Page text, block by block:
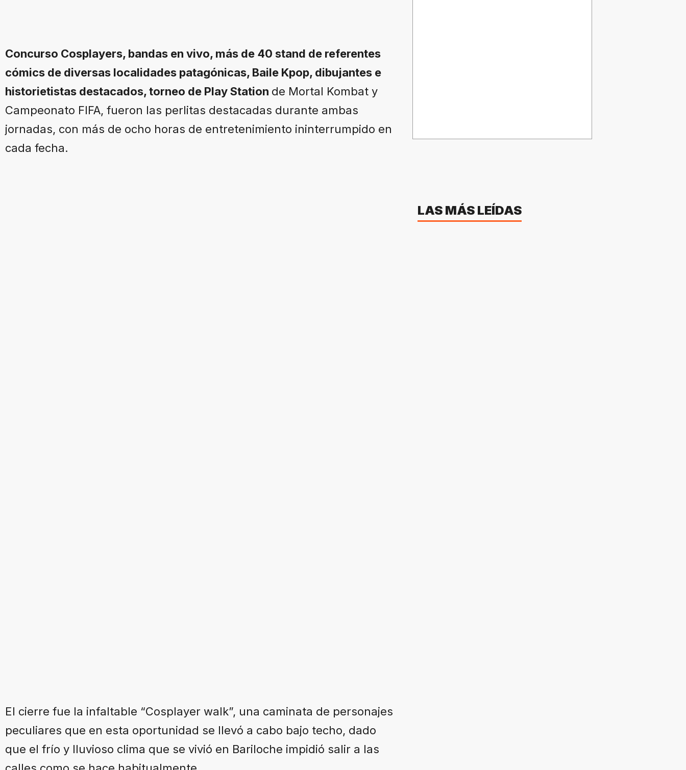
Concurso Cosplayers, bandas en vivo, más de 40 stand de referentes
cómics de diversas localidades patagónicas, Baile Kpop, dibujantes e
historietistas destacados, torneo de Play Station de Mortal Kombat y
Campeonato FIFA, fueron las perlitas destacadas durante ambas
jornadas, con más de ocho horas de entretenimiento ininterrumpido en
cada fecha.
El cierre fue la infaltable “Cosplayer walk”, una caminata de personajes
peculiares que en esta oportunidad se llevó a cabo bajo techo, dado
que el frío y lluvioso clima que se vivió en Bariloche impidió salir a las
LAS MÁS LEÍDAS